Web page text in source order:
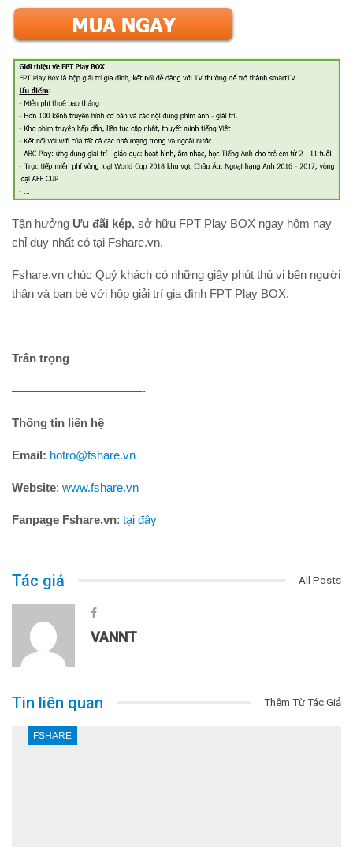
Tận hưởng Ưu đãi kép, sở hữu FPT Play BOX ngay hôm nay
chỉ duy nhất có tại Fshare.vn.
Fshare.vn chúc Quý khách có những giây phút thú vị bên người
thân và bạn bè với hộp giải trí gia đình FPT Play BOX.
Trân trọng
———————————-
Thông tin liên hệ
Email: hotro@fshare.vn
Website: www.fshare.vn
Fanpage Fshare.vn: tại đây
Tác giả All Posts
VANNT
Tin liên quan Thêm Từ Tác Giả
FSHARE